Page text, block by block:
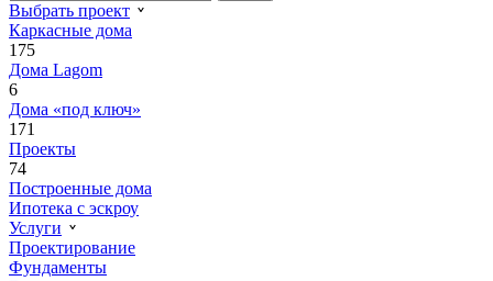
Выбрать проект
Каркасные дома
175
Дома Lagom
6
Дома «под ключ»
171
Проекты
74
Построенные дома
Ипотека с эскроу
Услуги
Проектирование
Фундаменты